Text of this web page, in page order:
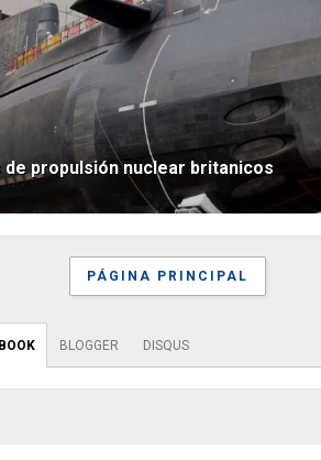
propulsión nuclear britanicos
PÁGINA PRINCIPAL
BLOGGER DISQUS